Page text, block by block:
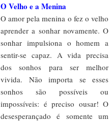
O Velho e a Menina
O amor pela menina o fez o velho
aprender a sonhar novamente. O
sonhar impulsiona o homem a
sentir-se capaz. A vida precisa
dos sonhos para ser melhor
vivida. Não importa se esses
sonhos são possíveis ou
impossíveis: é preciso ousar! O
desesperançado é somente um